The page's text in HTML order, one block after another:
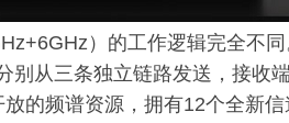
）的工作逻辑完全不
别从三条独立链路发送，接收
的频谱资源，拥有12个全新